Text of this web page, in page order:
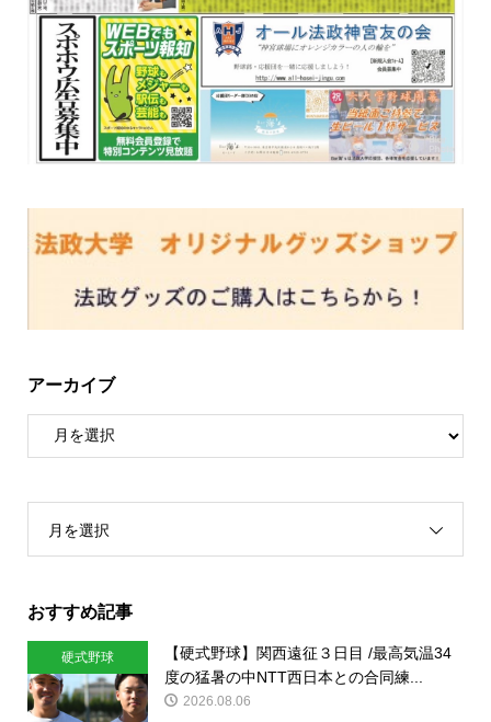
アーカイブ
月を選択
おすすめ記事
硬式野球
【硬式野球】関西遠征３日目 /最高気温34
度の猛暑の中NTT西日本との合同練...
2026.08.06